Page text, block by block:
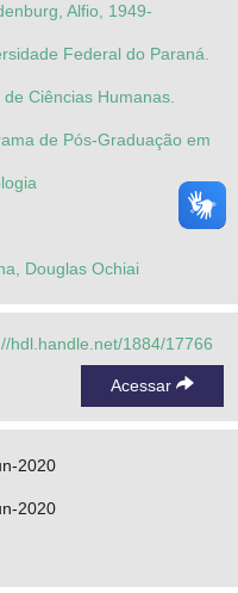
Alfio, 1949-
Federal do Paraná.
de Ciências Humanas.
de Pós-Graduação em
Douglas Ochiai
hdl.handle.net/1884/17766
Acessar
2020
2020